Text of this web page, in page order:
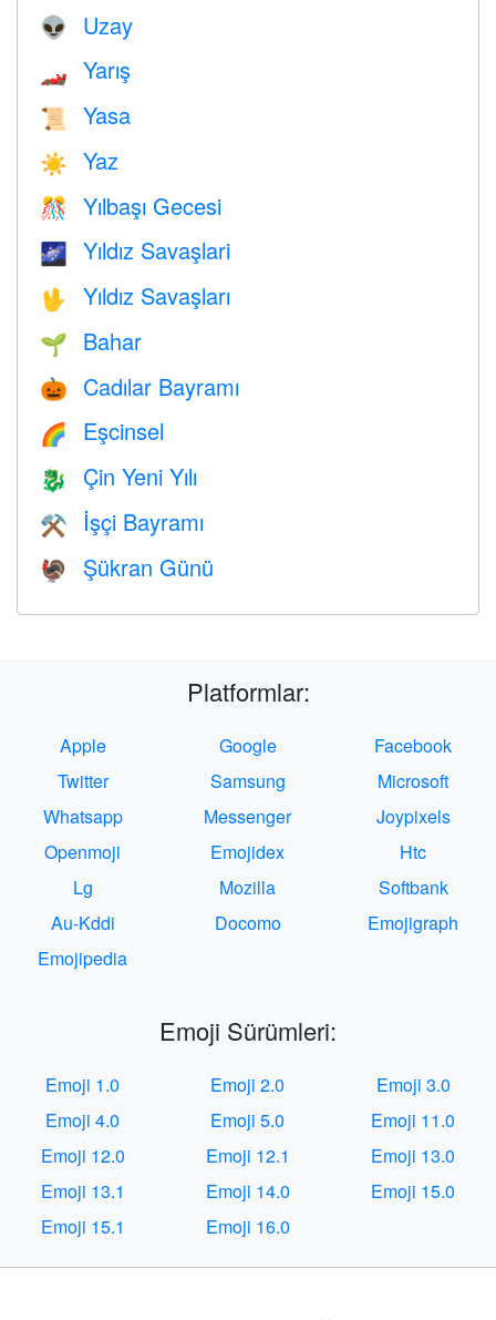
👽 Uzay
🏎 Yarış
📜 Yasa
☀️ Yaz
🎊 Yılbaşı Gecesi
🌌 Yıldız Savaşlari
🖖 Yıldız Savaşları
🌱 Bahar
🎃 Cadılar Bayramı
🌈 Eşcinsel
🐉 Çin Yeni Yılı
⚒️ İşçi Bayramı
🦃 Şükran Günü
Platformlar:
Apple Google
Facebook
Twitter
Samsung
Microsoft
Whatsapp
Messenger
Joypixels
Openmoji
Emojidex
Htc
Lg
Mozilla
Softbank
Au-Kddi
Docomo
Emojigraph
Emojipedia
Emoji Sürümleri:
Emoji 1.0 Emoji 2.0
Emoji 3.0
Emoji 4.0
Emoji 5.0
Emoji 11.0
Emoji 12.0
Emoji 12.1
Emoji 13.0
Emoji 13.1
Emoji 14.0
Emoji 15.0
Emoji 15.1
Emoji 16.0